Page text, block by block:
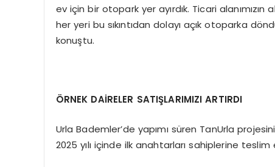
ev için bir otopark yer ayırdık. Ticari
her yeri bu sıkıntıdan dolayı açık otoparka
konuştu.
ÖRNEK DAİRELER SATIŞLARIMIZI ARTIRDI
Urla Bademler’de yapımı süren TanUrla
2025 yılı içinde ilk anahtarları sahiplerine